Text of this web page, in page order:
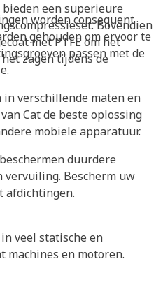
een superieure
Bovendien
met PTFE om het
zagen tijdens de
worden consequent
gehouden om ervoor te
passen met de
in verschillende maten en
Cat de beste oplossing
mobiele apparatuur.
duurdere
vervuiling. Bescherm uw
afdichtingen.
veel statische en
machines en motoren.